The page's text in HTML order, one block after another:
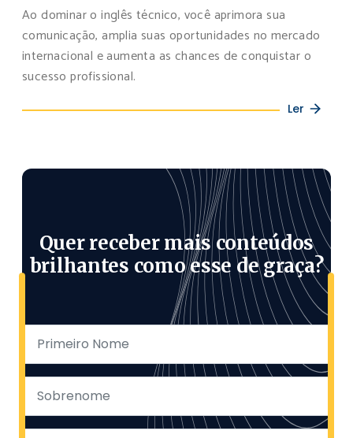
Ao dominar o inglês técnico, você aprimora sua
comunicação, amplia suas oportunidades no mercado
internacional e aumenta as chances de conquistar o
sucesso profissional.
Ler
Quer receber mais conteúdos
brilhantes como esse de graça?